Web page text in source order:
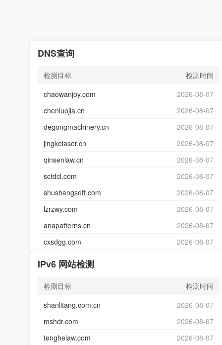
DNS查询
检测目标
检测时间
chaowanjoy.com
2026-08-07
chenluojia.cn
2026-08-07
degongmachinery.cn
2026-08-07
jingkelaser.cn
2026-08-07
qinsenlaw.cn
2026-08-07
sctdcl.com
2026-08-07
shushangsoft.com
2026-08-07
lzrzwy.com
2026-08-07
anapatterns.cn
2026-08-07
cxsdgg.com
2026-08-07
IPv6 网站检测
检测目标
检测时间
shanlitang.com.cn
2026-08-07
mshdr.com
2026-08-07
tenghelaw.com
2026-08-07